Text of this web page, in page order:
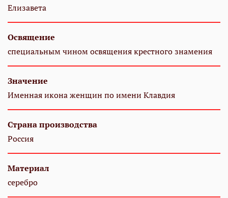
Елизавета
Освящение
специальным чином освящения крестного знамения
Значение
Именная икона женщин по имени Клавдия
Страна производства
Россия
Материал
серебро